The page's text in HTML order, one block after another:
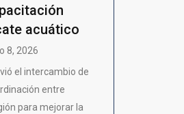
acuático
8, 2026
el intercambio de
entre
para mejorar la